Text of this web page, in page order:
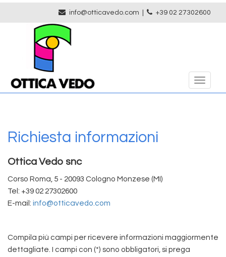
info@otticavedo.com +39 02 27302600
Toggle
Richiesta informazioni
Ottica Vedo snc
Corso Roma, 5 - 20093 Cologno Monzese (MI)
Tel: +39 02 27302600
E-mail: info@otticavedo.com
Compila più campi per ricevere informazioni maggiormente
dettagliate. I campi con (*) sono obbligatori, si prega